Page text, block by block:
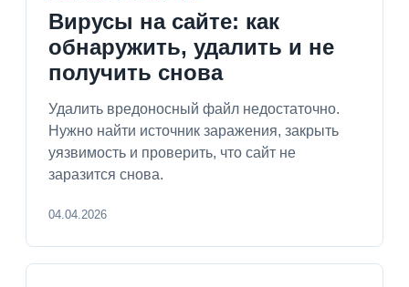
Вирусы на сайте: как
обнаружить, удалить и не
получить снова
Удалить вредоносный файл недостаточно.
Нужно найти источник заражения, закрыть
уязвимость и проверить, что сайт не
заразится снова.
04.04.2026